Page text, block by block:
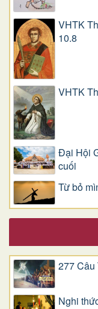
VHTK
10.8
VHTK
Đại Hội
cuối
Từ bỏ
277 Câu
Nghi